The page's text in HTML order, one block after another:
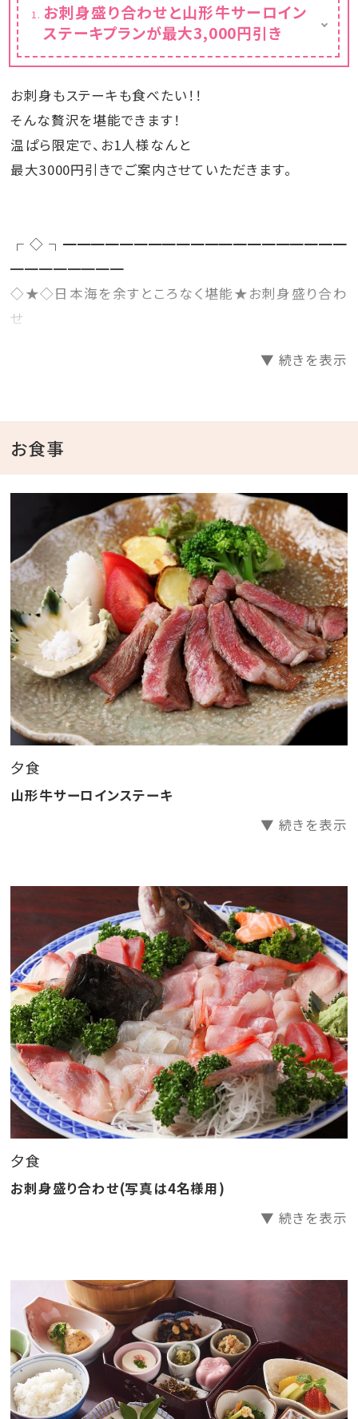
お刺身盛り合わせと山形牛サーロイン
ステーキプランが最大3,000円引き
※カレンダーの表示価格は割引後の料金で
す。そのままご予約にお進みください。
お刺身もステーキも食べたい！！
そんな贅沢を堪能できます！
温ぱら限定で、お1人様なんと
最大3000円引きでご案内させていただきます。
┌◇┐━━━━━━━━━━━━━━━━━━━━
━━━━━━━━
◇★◇日本海を余すところなく堪能★お刺身盛り合わ
せ
■新鮮な魚介を心行くまで堪能！
■通常のお造りがお刺身盛り合わせに変更になります。
さらに、、
┌◇┐━━━━━━━━━━━━━━━━━━━━
━━━━━━━━
◇★◇ 今や全国区の山形牛A4ランク使用！
└◇┘━━━━━━━━━━━━━━━━━━━━
━━━━━━━━
■とろけるような山形牛サーロインステーキをご用意！
(お一人様100ｇ分のステーキをお肉料理としてご提供
します)
■当館の山形牛は鶴岡の老舗「長南牛肉店」よりＡ4ラ
・季節の前菜3種
・おつくり盛り合わせ
・胡麻豆腐の餡かけ
・野菜の煮物
・茶碗蒸し
・里芋饅頭菊餡かけ
・山形牛サーロインステーキ
・季節の炊き込みごはん
・季節の味噌汁
・香物
・デザート
▼ 続きを表示
お食事
夕食
山形牛サーロインステーキ
▼ 続きを表示
夕食
お刺身盛り合わせ(写真は4名様用)
▼ 続きを表示